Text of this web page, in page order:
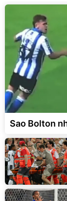
Sao Bolton